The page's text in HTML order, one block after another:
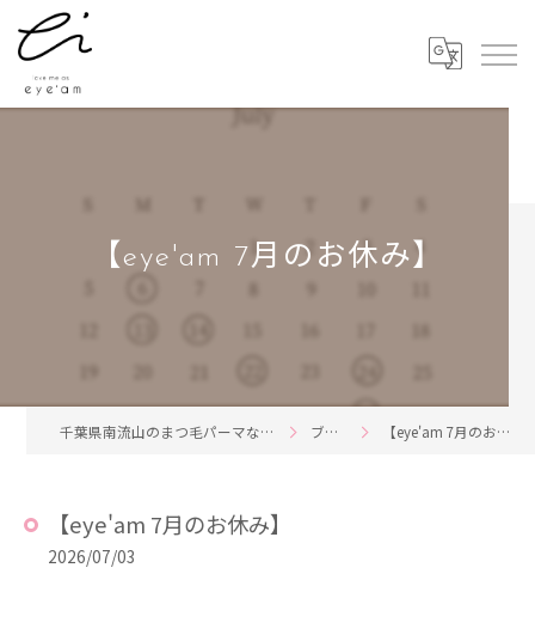
【eye'am 7月のお休み】
千葉県南流山のまつ毛パーマならeye'am ブログ 【eye'am 7月のお休み】
【eye'am 7月のお休み】
2026/07/03